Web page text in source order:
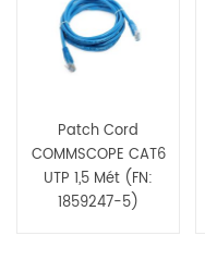
Patch Cord
COMMSCOPE CAT6
UTP 1,5 Mét (FN:
1859247-5)